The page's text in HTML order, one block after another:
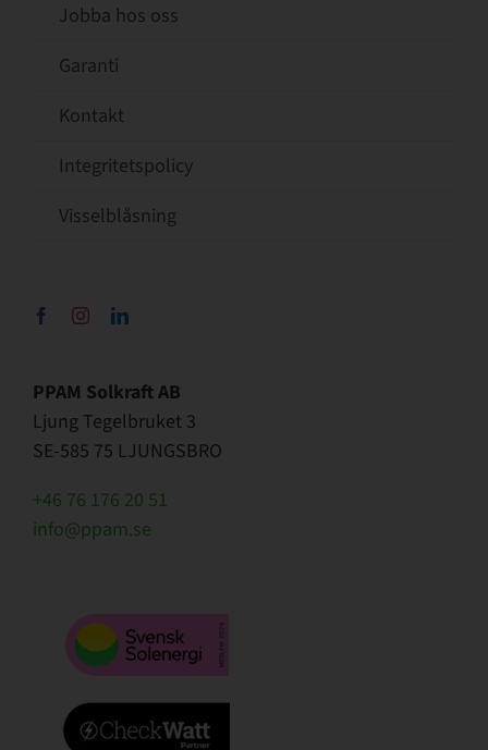
Jobba hos oss
Garanti
Kontakt
Integritetspolicy
Visselblåsning
PPAM Solkraft AB
Ljung Tegelbruket 3
SE-585 75 LJUNGSBRO
+46 76 176 20 51
info@ppam.se